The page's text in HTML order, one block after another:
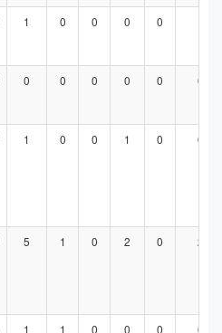
1 0 0 0 0
0 0 0 0 0 0
1 0 0 1 0 0
5 1 0 2 0 2
1 1 0 0 0 0